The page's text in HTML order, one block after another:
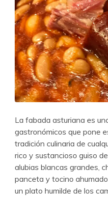
La fabada asturiana es
gastronómicos que pone
tradición culinaria de
rico y sustancioso guiso
alubias blancas grandes,
panceta y tocino
un plato humilde de los